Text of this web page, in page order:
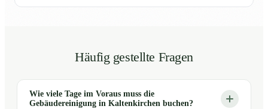
Häufig gestellte Fragen
Wie viele Tage im Voraus muss die
Gebäudereinigung in Kaltenkirchen buchen?